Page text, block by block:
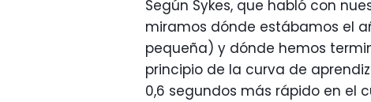
Según Sykes, que habló con
miramos dónde estábamos el
pequeña) y dónde hemos
principio de la curva de
0,6 segundos más rápido en el